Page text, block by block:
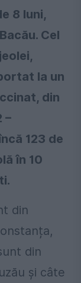
8 luni,
Cel
la un
din
–
123 de
în 10
din
din
și câte